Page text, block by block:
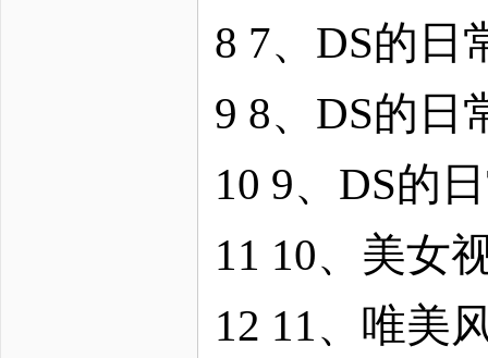
8 7、DS的日
9 8、DS的日
10 9、DS的
11 10、美女
12 11、唯美